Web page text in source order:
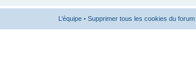
L’équipe • Supprimer tous les cookies du forum